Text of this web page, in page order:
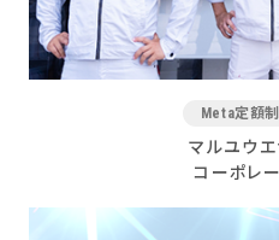
Meta定額
マルユウ
コーポレ